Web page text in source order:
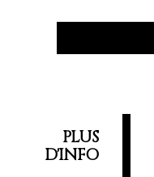
PLUS
D'INFO